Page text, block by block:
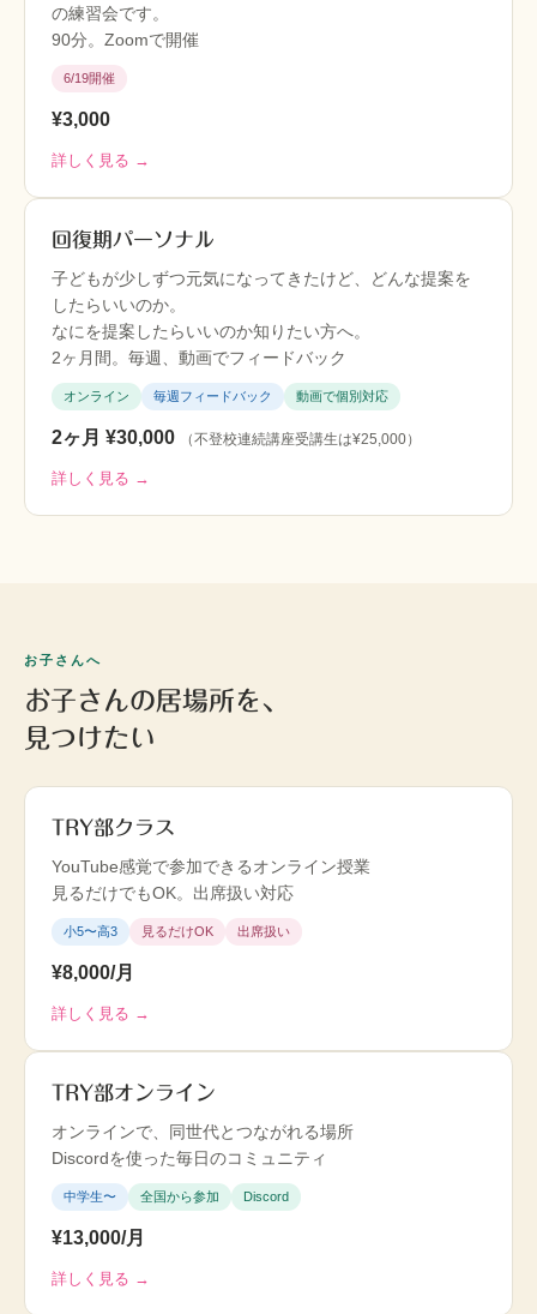
の練習会です。
90分。Zoomで開催
6/19開催
¥3,000
詳しく見る →
回復期パーソナル
子どもが少しずつ元気になってきたけど、どんな提案を
したらいいのか。
なにを提案したらいいのか知りたい方へ。
2ヶ月間。毎週、動画でフィードバック
オンライン 毎週フィードバック 動画で個別対応
2ヶ月 ¥30,000 （不登校連続講座受講生は¥25,000）
詳しく見る →
お子さんへ
お子さんの居場所を、
見つけたい
TRY部クラス
YouTube感覚で参加できるオンライン授業
見るだけでもOK。出席扱い対応
小5〜高3 見るだけOK 出席扱い
¥8,000/月
詳しく見る →
TRY部オンライン
オンラインで、同世代とつながれる場所
Discordを使った毎日のコミュニティ
中学生〜 全国から参加 Discord
¥13,000/月
詳しく見る →